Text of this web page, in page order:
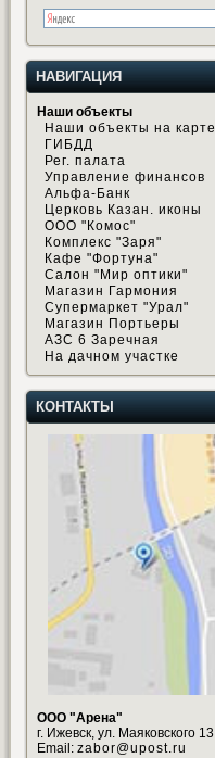
НАВИГАЦИЯ
Наши объекты
Наши объекты на карте
ГИБДД
Рег. палата
Управление финансов
Альфа-Банк
Церковь Казан. иконы
ООО "Комос"
Комплекс "Заря"
Кафе "Фортуна"
Салон "Мир оптики"
Магазин Гармония
Супермаркет "Урал"
Магазин Портьеры
АЗС 6 Заречная
На дачном участке
КОНТАКТЫ
ООО "Арена"
г. Ижевск, ул. Маяковского 13
Email: zabor@upost.ru